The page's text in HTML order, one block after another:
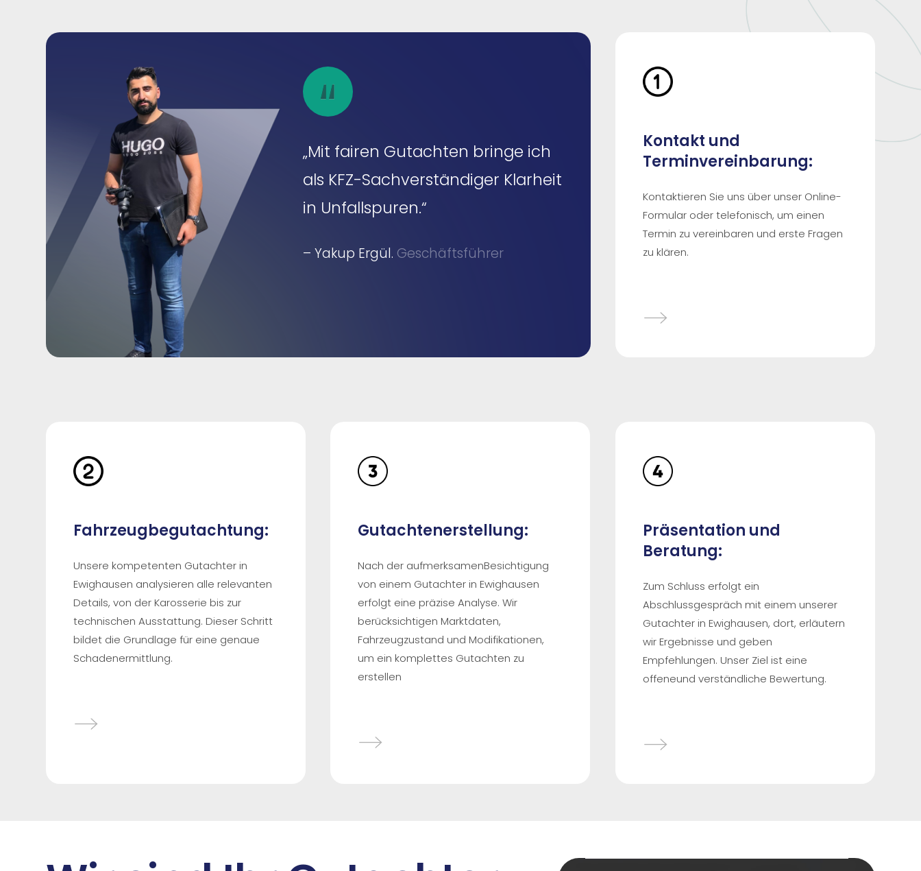
„Mit fairen Gutachten bringe ich
als KFZ-Sachverständiger Klarheit
in Unfallspuren.“
– Yakup Ergül. Geschäftsführer
Kontakt und
Terminvereinbarung:
Kontaktieren Sie uns über unser Online-
Formular oder telefonisch, um einen
Termin zu vereinbaren und erste Fragen
zu klären.
Fahrzeugbegutachtung:
Unsere kompetenten Gutachter in
Ewighausen analysieren alle relevanten
Details, von der Karosserie bis zur
technischen Ausstattung. Dieser Schritt
bildet die Grundlage für eine genaue
Schadenermittlung.
Gutachtenerstellung:
Nach der aufmerksamenBesichtigung
von einem Gutachter in Ewighausen
erfolgt eine präzise Analyse. Wir
berücksichtigen Marktdaten,
Fahrzeugzustand und Modifikationen,
um ein komplettes Gutachten zu
erstellen
Präsentation und
Beratung:
Zum Schluss erfolgt ein
Abschlussgespräch mit einem unserer
Gutachter in Ewighausen, dort, erläutern
wir Ergebnisse und geben
Empfehlungen. Unser Ziel ist eine
offeneund verständliche Bewertung.